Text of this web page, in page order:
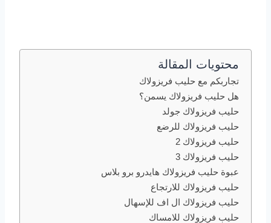
محتويات المقالة
تجاربكم مع حليب فريزولاك
هل حليب فريزولاك يسمن؟
حليب فريزولاك جولد
حليب فريزولاك للرضع
حليب فريزولاك 2
حليب فريزولاك 3
عبوة حليب فريزولاك هايدرو برو بلاس
حليب فريزولاك للارتجاع
حليب فريزولاك ال اف للإسهال
حليب فريزولاك للامساك